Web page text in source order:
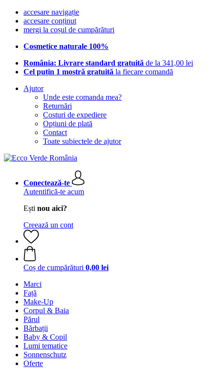
accesare navigație
accesare conținut
mergi la coșul de cumpărături
Cosmetice naturale 100%
România: Livrare standard gratuită de la 341,00 lei
Cel puțin 1 mostră gratuită la fiecare comandă
Ajutor
Unde este comanda mea?
Returnări
Costuri de expediere
Opțiuni de plată
Contact
Toate subiectele de ajutor
Conectează-te
Autentifică-te acum
Ești nou aici?
Creează un cont
Coș de cumpărături 0,00 lei
Marci
Față
Make-Up
Corpul & Baia
Părul
Bărbații
Baby & Copil
Lumi tematice
Sonnenschutz
Oferte